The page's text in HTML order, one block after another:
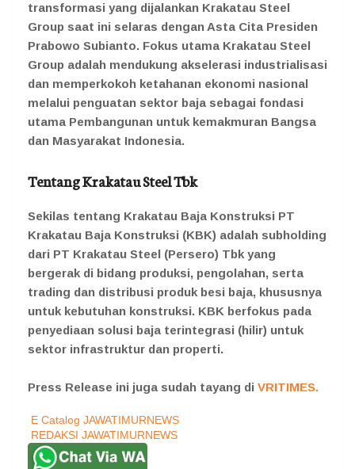
transformasi yang dijalankan Krakatau Steel
Group saat ini selaras dengan Asta Cita Presiden
Prabowo Subianto. Fokus utama Krakatau Steel
Group adalah mendukung akselerasi industrialisasi
dan memperkokoh ketahanan ekonomi nasional
melalui penguatan sektor baja sebagai fondasi
utama Pembangunan untuk kemakmuran Bangsa
dan Masyarakat Indonesia.
Tentang Krakatau Steel Tbk
Sekilas tentang Krakatau Baja Konstruksi PT
Krakatau Baja Konstruksi (KBK) adalah subholding
dari PT Krakatau Steel (Persero) Tbk yang
bergerak di bidang produksi, pengolahan, serta
trading dan distribusi produk besi baja, khususnya
untuk kebutuhan konstruksi. KBK berfokus pada
penyediaan solusi baja terintegrasi (hilir) untuk
sektor infrastruktur dan properti.
Press Release ini juga sudah tayang di VRITIMES.
E Catalog JAWATIMURNEWS
REDAKSI JAWATIMURNEWS